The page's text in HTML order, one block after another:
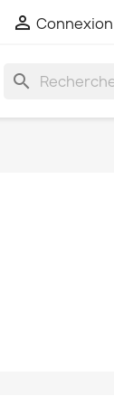
 Connexion
search